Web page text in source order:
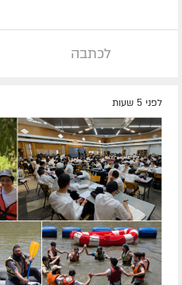
לכתבה
לפני 5 שעות